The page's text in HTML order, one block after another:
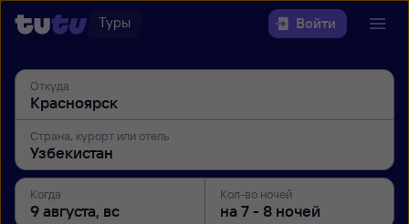
Туры Войти
Откуда
Страна, курорт или отель
Когда Кол-во ночей